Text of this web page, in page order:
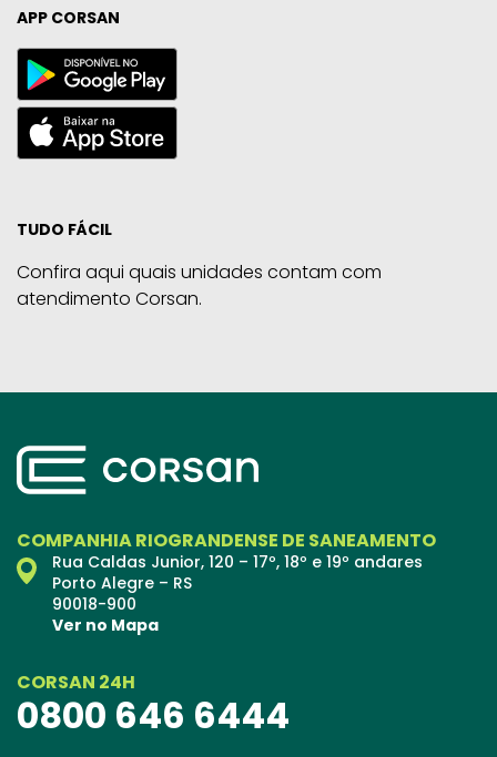
APP CORSAN
TUDO FÁCIL
Confira aqui quais unidades contam com
atendimento Corsan.
COMPANHIA RIOGRANDENSE DE SANEAMENTO
Rua Caldas Junior, 120 – 17º, 18º e 19º andares
Porto Alegre – RS
90018-900
Ver no Mapa
CORSAN 24H
0800 646 6444